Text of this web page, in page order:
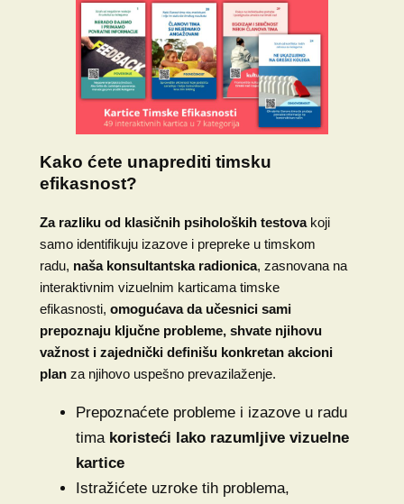
Kako ćete unaprediti timsku
efikasnost?
Za razliku od klasičnih psiholoških testovakoji
samo identifikuju izazove i prepreke u timskom
radu, naša konsultantska radionica, zasnovana na
interaktivnim vizuelnim karticama timske
efikasnosti, omogućava da učesnici sami
prepoznaju ključne probleme, shvate njihovu
važnost i zajednički definišu konkretan akcioni
plan za njihovo uspešno prevazilaženje.
Prepoznaćete probleme i izazove u radu
tima koristeći lako razumljive vizuelne
kartice
Istražićete uzroke tih problema,